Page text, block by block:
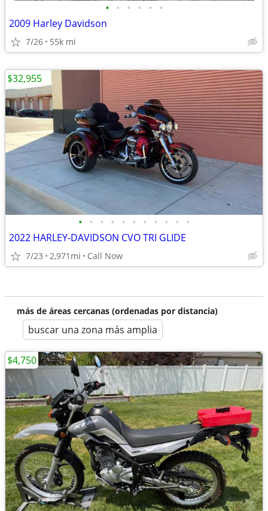
• • • • • •
2009 Harley Davidson
7/26 55k mi
• • • • • • • • • • •
2022 HARLEY-DAVIDSON CVO TRI GLIDE
7/23 2,971mi Call Now
$32,955
más de áreas cercanas (ordenadas por distancia)
buscar una zona más amplia
$4,750